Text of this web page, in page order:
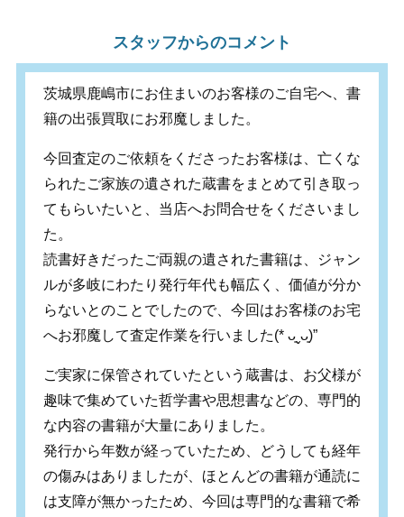
スタッフからのコメント
茨城県鹿嶋市にお住まいのお客様のご自宅へ、書
籍の出張買取にお邪魔しました。
今回査定のご依頼をくださったお客様は、亡くな
られたご家族の遺された蔵書をまとめて引き取っ
てもらいたいと、当店へお問合せをくださいまし
た。
読書好きだったご両親の遺された書籍は、ジャン
ルが多岐にわたり発行年代も幅広く、価値が分か
らないとのことでしたので、今回はお客様のお宅
へお邪魔して査定作業を行いました(* ᴗ͈ˬᴗ͈)”
ご実家に保管されていたという蔵書は、お父様が
趣味で集めていた哲学書や思想書などの、専門的
な内容の書籍が大量にありました。
発行から年数が経っていたため、どうしても経年
の傷みはありましたが、ほとんどの書籍が通読に
は支障が無かったため、今回は専門的な書籍で希